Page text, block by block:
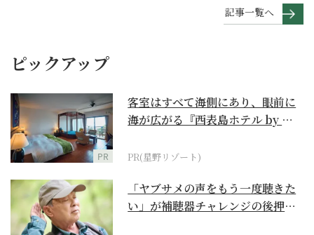
記事一覧へ
ピックアップ
PR
客室はすべて海側にあり、眼前に
海が広がる『西表島ホテル by 星
PR(星野リゾート)
「ヤブサメの声をもう一度聴きた
い」が補聴器チャレンジの後押し